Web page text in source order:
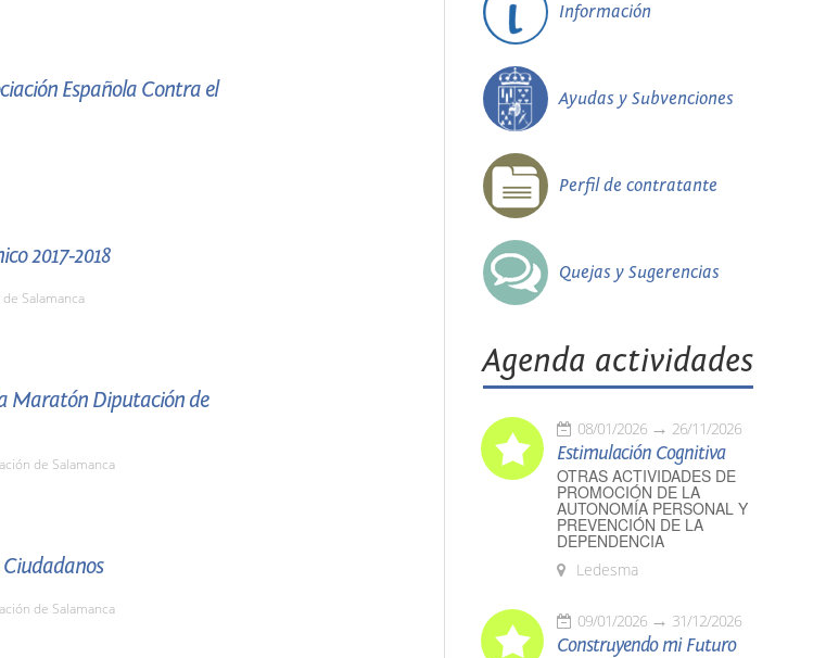
Española Contra el
2017-2018
Salamanca
Maratón Diputación de
de Salamanca
Ciudadanos
de Salamanca
Información
Ayudas y Subvenciones
Perfil de contratante
Quejas y Sugerencias
Agenda actividades
08/01/2026 26/11/2026
Estimulación Cognitiva
OTRAS ACTIVIDADES DE
PROMOCIÓN DE LA
AUTONOMÍA PERSONAL Y
PREVENCIÓN DE LA
DEPENDENCIA
Ledesma
09/01/2026 31/12/2026
Construyendo mi Futuro